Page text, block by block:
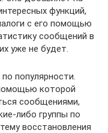
функций,
с его помощью
сообщений в
уже не будет.
популярности.
которой
сообщениями,
либо группы по
восстановления